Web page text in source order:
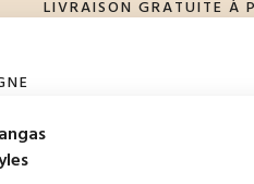
LIVRAISON GRATUITE À